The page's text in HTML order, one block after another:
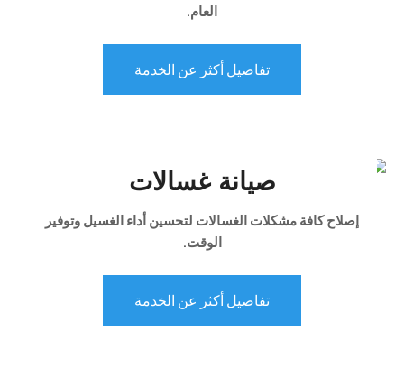
العام.
تفاصيل أكثر عن الخدمة
صيانة غسالات
إصلاح كافة مشكلات الغسالات لتحسين أداء الغسيل وتوفير
الوقت.
تفاصيل أكثر عن الخدمة